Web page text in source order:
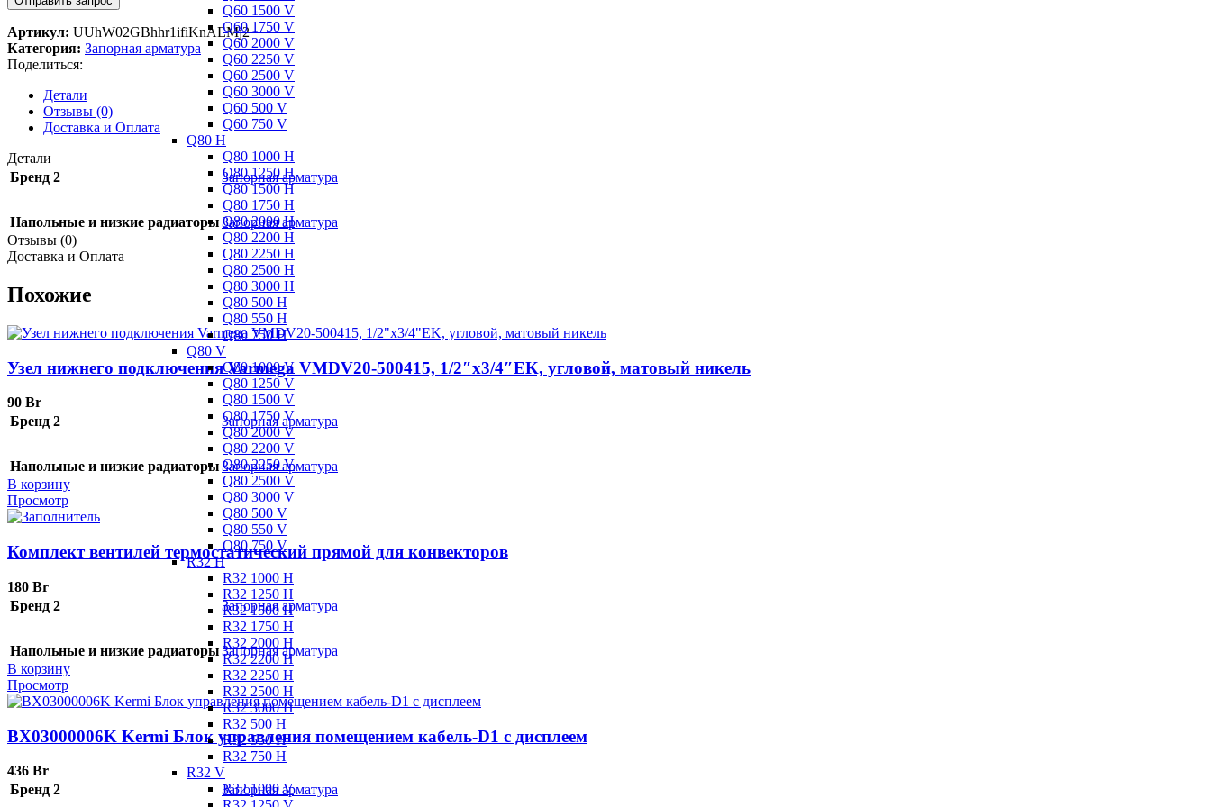
Q60 1500 V
Q60 1750 V
Q60 2000 V
Q60 2250 V
Q60 2500 V
Q60 3000 V
Q60 500 V
Q60 750 V
Q80 H
Q80 1000 H
Q80 1250 H
Q80 1500 H
Q80 1750 H
Q80 2000 H
Q80 2200 H
Q80 2250 H
Q80 2500 H
Q80 3000 H
Q80 500 H
Q80 550 H
Q80 750 H
Q80 V
Q80 1000 V
Q80 1250 V
Q80 1500 V
Q80 1750 V
Q80 2000 V
Q80 2200 V
Q80 2250 V
Q80 2500 V
Q80 3000 V
Q80 500 V
Q80 550 V
Q80 750 V
R32 H
R32 1000 H
R32 1250 H
R32 1500 H
R32 1750 H
R32 2000 H
R32 2200 H
R32 2250 H
R32 2500 H
R32 3000 H
R32 500 H
R32 550 H
R32 750 H
R32 V
R32 1000 V
Артикул: UUhW02GBhhr1ifiKnAEMj2
Категория: Запорная арматура
Поделиться:
Детали
Отзывы (0)
Доставка и Оплата
Детали
Бренд 2
Запорная арматура
Напольные и низкие радиаторыЗапорная арматура
Отзывы (0)
Доставка и Оплата
Похожие
Узел нижнего подключения Varmega VMDV20-500415, 1/2″х3/4″EK, угловой, матовый никель
90 Br
Бренд 2
Запорная арматура
Напольные и низкие радиаторыЗапорная арматура
В корзину
Просмотр
Комплект вентилей термостатический прямой для конвекторов
180 Br
Бренд 2
Запорная арматура
Напольные и низкие радиаторыЗапорная арматура
В корзину
Просмотр
BX03000006K Kermi Блок управления помещением кабель-D1 с дисплеем
436 Br
Бренд 2
Запорная арматура